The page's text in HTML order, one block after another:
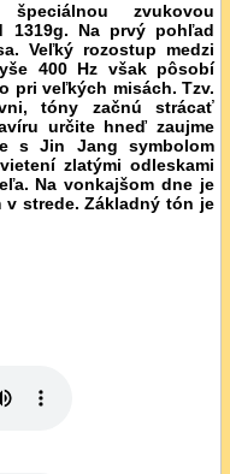
zvukovou
1319g. Na prvý pohľad
Veľký rozostup medzi
400 Hz však pôsobí
pri veľkých misách. Tzv.
tóny začnú strácať
určite hneď zaujme
s Jin Jang symbolom
zlatými odleskami
Na vonkajšom dne je
strede. Základný tón je